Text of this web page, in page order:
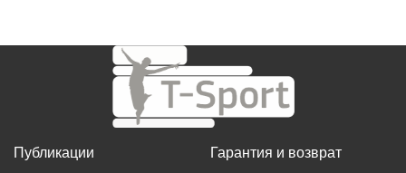
Публикации
Гарантия и возврат